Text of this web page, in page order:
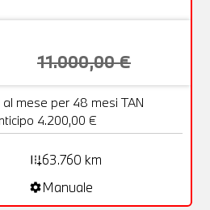
11.000,00 €
al mese per 48 mesi TAN
4.200,00 €
add_road63.760 km
settingsManuale